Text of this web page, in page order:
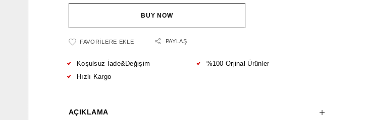
BUY NOW
FAVORILERE EKLE PAYLAŞ
Koşulsuz İade&Değişim
Hızlı Kargo
%100 Orjinal Ürünler
AÇIKLAMA